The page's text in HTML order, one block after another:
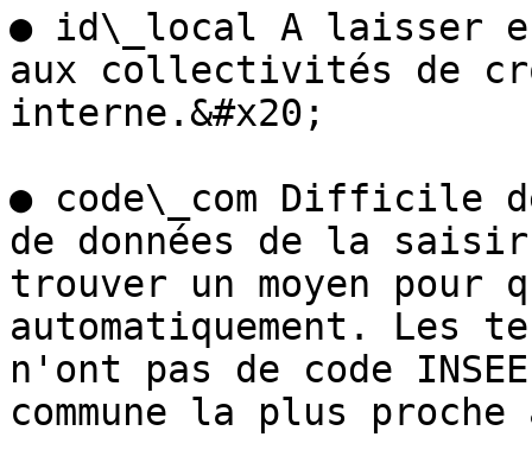
● id\_local A laisser
aux collectivités de
interne.&#x20;
● code\_com Difficile
de données de la
trouver un moyen pour
automatiquement. Les
n'ont pas de code
commune la plus